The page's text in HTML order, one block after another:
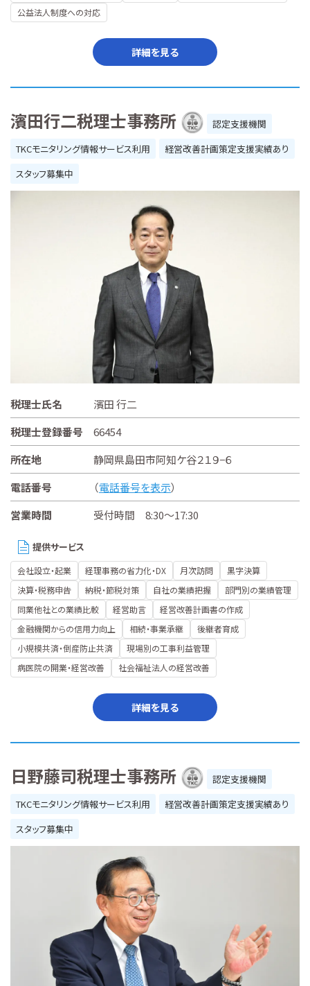
公益法人制度への対応
詳細を見る
濱田行二税理士事務所
認定支援機関
TKCモニタリング情報サービス利用
経営改善計画策定支援実績あり
スタッフ募集中
税理士氏名
濱田 行二
税理士登録番号
66454
所在地
静岡県島田市阿知ケ谷２１９−６
電話番号
（電話番号を表示）
営業時間
受付時間 8:30～17:30
提供サービス
会社設立・起業 経理事務の省力化・DX 月次訪問
黒字決算
決算・税務申告
納税・節税対策 自社の業績把握
部門別の業績管理
同業他社との業績比較
経営助言
経営改善計画書の作成
金融機関からの信用力向上
相続・事業承継
後継者育成
小規模共済・倒産防止共済
現場別の工事利益管理
病医院の開業・経営改善
社会福祉法人の経営改善
詳細を見る
日野藤司税理士事務所
認定支援機関
TKCモニタリング情報サービス利用
経営改善計画策定支援実績あり
スタッフ募集中